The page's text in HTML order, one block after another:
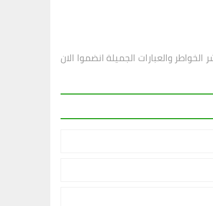
والعبارات الجميلة انضموا الان